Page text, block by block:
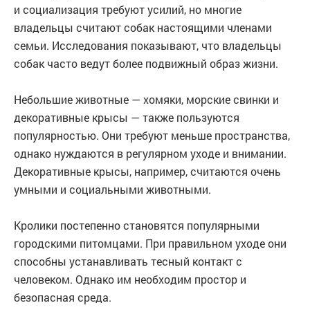
и социализация требуют усилий, но многие
владельцы считают собак настоящими членами
семьи. Исследования показывают, что владельцы
собак часто ведут более подвижный образ жизни.
Небольшие животные — хомяки, морские свинки и
декоративные крысы — также пользуются
популярностью. Они требуют меньше пространства,
однако нуждаются в регулярном уходе и внимании.
Декоративные крысы, например, считаются очень
умными и социальными животными.
Кролики постепенно становятся популярными
городскими питомцами. При правильном уходе они
способны устанавливать тесный контакт с
человеком. Однако им необходим простор и
безопасная среда.